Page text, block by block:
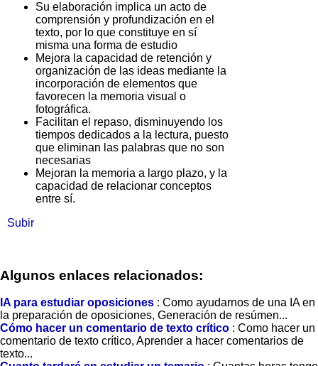
Su elaboración implica un acto de
comprensión y profundización en el
texto, por lo que constituye en sí
misma una forma de estudio
Mejora la capacidad de retención y
organización de las ideas mediante la
incorporación de elementos que
favorecen la memoria visual o
fotográfica.
Facilitan el repaso, disminuyendo los
tiempos dedicados a la lectura, puesto
que eliminan las palabras que no son
necesarias
Mejoran la memoria a largo plazo, y la
capacidad de relacionar conceptos
entre sí.
Subir
Algunos enlaces relacionados:
IA para estudiar oposiciones : Como ayudarnos de una IA en
la preparación de oposiciones, Generación de resúmen...
Cómo hacer un comentario de texto crítico : Como hacer un
comentario de texto crítico, Aprender a hacer comentarios de
texto...